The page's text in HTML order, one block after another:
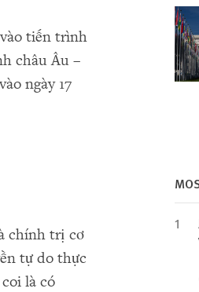
tiến trình
châu Âu –
ngày 17
chính trị cơ
tự do thực
là có